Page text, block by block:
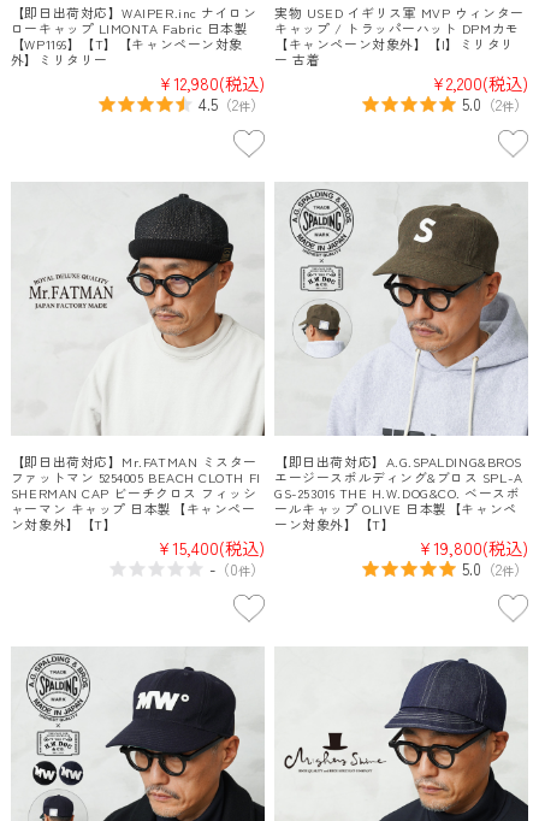
【即日出荷対応】WAIPER.inc ナイロン
ローキャップ LIMONTA Fabric 日本製
【WP1166】【T】【キャンペーン対象
外】ミリタリー
¥12,980(税込)
4.5（2件）
実物 USED イギリス軍 MVP ウィンター
キャップ / トラッパーハット DPMカモ
【キャンペーン対象外】【I】ミリタリ
ー 古着
¥2,200(税込)
5.0 （2件）
【即日出荷対応】Mr.FATMAN ミスター
ファットマン 5254005 BEACH CLOTH FI
SHERMAN CAP ビーチクロス フィッシ
ャーマン キャップ 日本製【キャンペー
ン対象外】【T】
¥15,400(税込)
-（0件）
【即日出荷対応】A.G.SPALDING&BROS
エージースポルディング&ブロス SPL-A
GS-253016 THE H.W.DOG&CO. ベースボ
ールキャップ OLIVE 日本製【キャンペ
ーン対象外】【T】
¥19,800(税込)
5.0 （2件）